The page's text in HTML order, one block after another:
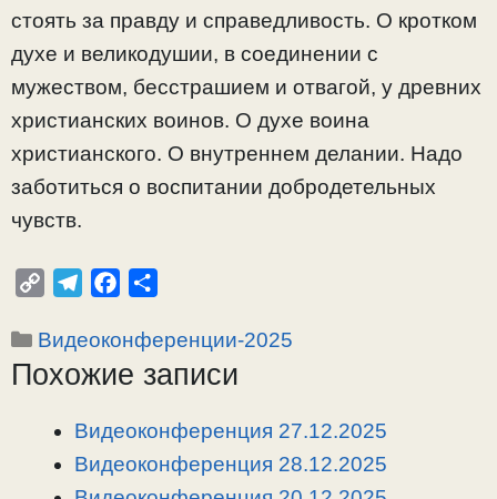
стоять за правду и справедливость. О кротком
духе и великодушии, в соединении с
мужеством, бесстрашием и отвагой, у древних
христианских воинов. О духе воина
христианского. О внутреннем делании. Надо
заботиться о воспитании добродетельных
чувств.
p
y
l
e
r
a
c
e
o
п
р
в
Рубрики
Видеоконференции-2025
Похожие записи
Видеоконференция 27.12.2025
Видеоконференция 28.12.2025